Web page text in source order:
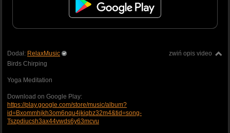
zwiń opis video
Dodał: RelaxMusic
Birds Chirping
Yoga Meditation
Download on Google Play:
https://play.google.com/store/music/album?
id=Bxommhjkh3om6nqu4jkiqbz32m4&tid=song-
Tszpdiucsh3ax44vwds6y63mcvu